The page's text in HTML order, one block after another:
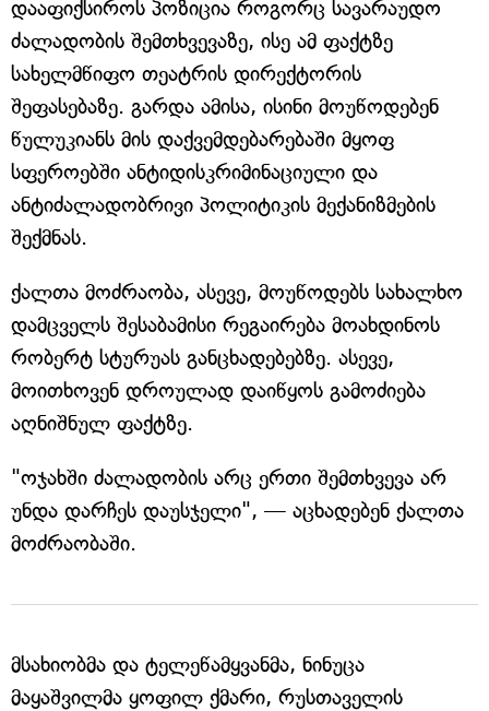
დააფიქსიროს პოზიცია როგორც სავარაუდო
ძალადობის შემთხვევაზე, ისე ამ ფაქტზე
სახელმწიფო თეატრის დირექტორის
შეფასებაზე. გარდა ამისა, ისინი მოუწოდებენ
წულუკიანს მის დაქვემდებარებაში მყოფ
სფეროებში ანტიდისკრიმინაციული და
ანტიძალადობრივი პოლიტიკის მექანიზმების
შექმნას.
ქალთა მოძრაობა, ასევე, მოუწოდებს სახალხო
დამცველს შესაბამისი რეგაირება მოახდინოს
რობერტ სტურუას განცხადებებზე. ასევე,
მოითხოვენ დროულად დაიწყოს გამოძიება
აღნიშნულ ფაქტზე.
"ოჯახში ძალადობის არც ერთი შემთხვევა არ
უნდა დარჩეს დაუსჯელი", — აცხადებენ ქალთა
მოძრაობაში.
მსახიობმა და ტელეწამყვანმა, ნინუცა
მაყაშვილმა ყოფილ ქმარი, რუსთაველის